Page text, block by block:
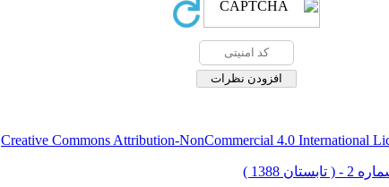
Creative Commons Attribution-NonCommercial 4.0 International